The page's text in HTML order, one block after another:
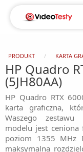
PRODUKT KARTA
HP Quadro
(5JH80AA)
HP Quadro RTX
karta graficzna,
Waszego zestawu
modelu jest ceniona
poziom 1355 MHz
maksymalna